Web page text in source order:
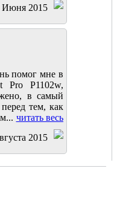
Июня 2015
помог мне в
Pro P1102w,
в самый
тем, как
читать весь
2015